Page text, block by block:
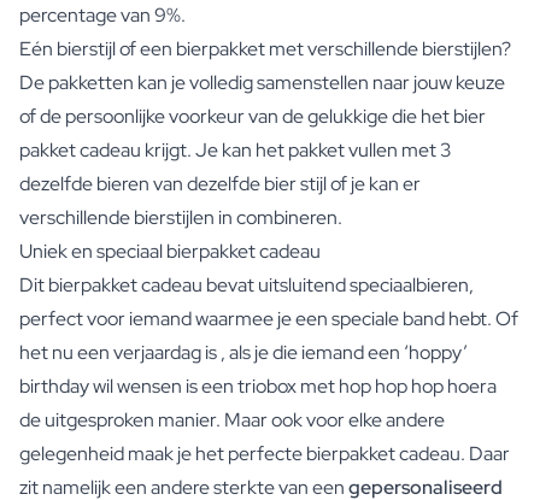
percentage van 9%.
Eén bierstijl of een bierpakket met verschillende bierstijlen?
De pakketten kan je volledig samenstellen naar jouw keuze
of de persoonlijke voorkeur van de gelukkige die het bier
pakket cadeau krijgt. Je kan het pakket vullen met 3
dezelfde bieren van dezelfde bier stijl of je kan er
verschillende bierstijlen in combineren.
Uniek en speciaal bierpakket cadeau
Dit bierpakket cadeau bevat uitsluitend speciaalbieren,
perfect voor iemand waarmee je een speciale band hebt. Of
het nu een verjaardag is , als je die iemand een ‘hoppy’
birthday wil wensen is een triobox met hop hop hop hoera
de uitgesproken manier. Maar ook voor elke andere
gelegenheid maak je het perfecte bierpakket cadeau. Daar
zit namelijk een andere sterkte van eengepersonaliseerd